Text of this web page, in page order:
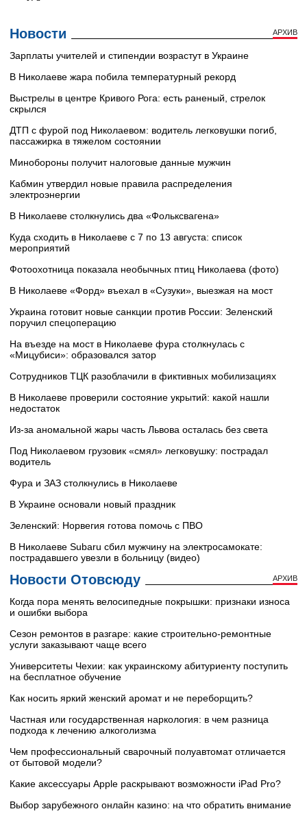
Новости АРХИВ
Зарплаты учителей и стипендии возрастут в Украине
В Николаеве жара побила температурный рекорд
Выстрелы в центре Кривого Рога: есть раненый, стрелок
скрылся
ДТП с фурой под Николаевом: водитель легковушки погиб,
пассажирка в тяжелом состоянии
Минобороны получит налоговые данные мужчин
Кабмин утвердил новые правила распределения
электроэнергии
В Николаеве столкнулись два «Фольксвагена»
Куда сходить в Николаеве с 7 по 13 августа: список
мероприятий
Фотоохотница показала необычных птиц Николаева (фото)
В Николаеве «Форд» въехал в «Сузуки», выезжая на мост
Украина готовит новые санкции против России: Зеленский
поручил спецоперацию
На въезде на мост в Николаеве фура столкнулась с
«Мицубиси»: образовался затор
Сотрудников ТЦК разоблачили в фиктивных мобилизациях
В Николаеве проверили состояние укрытий: какой нашли
недостаток
Из-за аномальной жары часть Львова осталась без света
Под Николаевом грузовик «смял» легковушку: пострадал
водитель
Фура и ЗАЗ столкнулись в Николаеве
В Украине основали новый праздник
Зеленский: Норвегия готова помочь с ПВО
В Николаеве Subaru сбил мужчину на электросамокате:
пострадавшего увезли в больницу (видео)
Новости Отовсюду АРХИВ
Когда пора менять велосипедные покрышки: признаки износа
и ошибки выбора
Сезон ремонтов в разгаре: какие строительно-ремонтные
услуги заказывают чаще всего
Университеты Чехии: как украинскому абитуриенту поступить
на бесплатное обучение
Как носить яркий женский аромат и не переборщить?
Частная или государственная наркология: в чем разница
подхода к лечению алкоголизма
Чем профессиональный сварочный полуавтомат отличается
от бытовой модели?
Какие аксессуары Apple раскрывают возможности iPad Pro?
Выбор зарубежного онлайн казино: на что обратить внимание